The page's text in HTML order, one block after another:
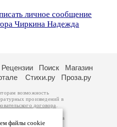
личное сообщение
Чиркина Надежда
файлы cookie
Рецензии Поиск
Магазин
Стихи.ру Проза.ру
возможность
произведений в
договора
принадлежат авторам
произведений возможна
вы можете